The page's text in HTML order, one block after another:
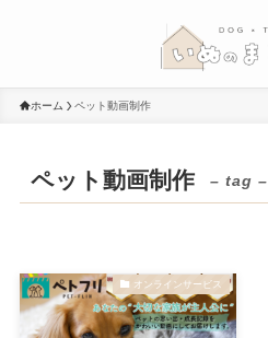
ホーム ペット動画制作
ペット動画制作 – tag –
オンラインサービス